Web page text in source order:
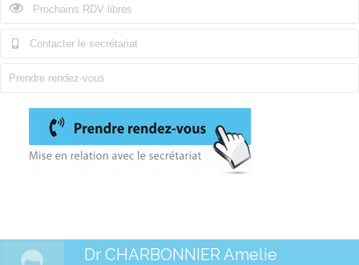
Prochains RDV libres
Contacter le secrétariat
Prendre rendez-vous
Dr CHARBONNIER Amelie